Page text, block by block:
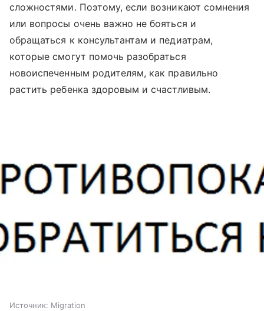
сложностями. Поэтому, если возникают сомнения
или вопросы очень важно не бояться и
обращаться к консультантам и педиатрам,
которые смогут помочь разобраться
новоиспеченным родителям, как правильно
растить ребенка здоровым и счастливым.
Источник: Migration